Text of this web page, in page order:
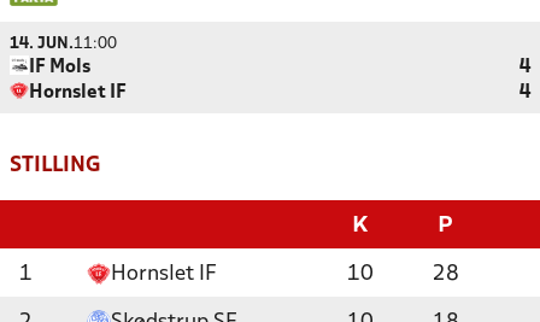
14. JUN.11:00
IF Mols
4
Hornslet IF
4
STILLING
K P
1 Hornslet IF 10 28